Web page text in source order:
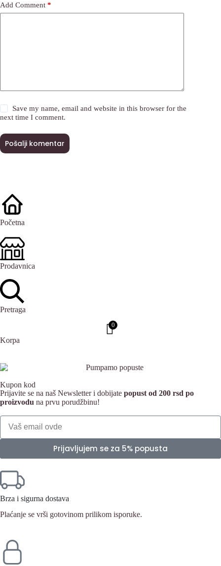
Add Comment *
Save my name, email and website in this browser for the
next time I comment.
Pošalji komentar
Početna
Prodavnica
Pretraga
0
Korpa
Kupon kod
Prijavite se na naš Newsletter i dobijate popust od 200 rsd po
proizvodu na prvu porudžbinu!
Prijavljujem se za 5% popusta
Brza i sigurna dostava
Plaćanje se vrši gotovinom prilikom isporuke.